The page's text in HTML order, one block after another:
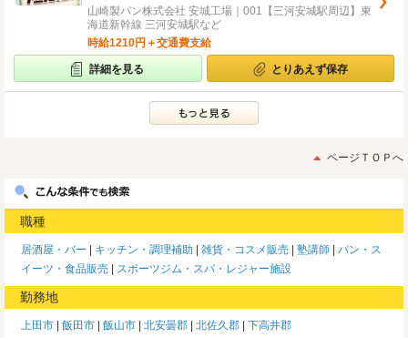
山崎製パン株式会社 安城工場｜001【三河安城駅周辺】東
海道新幹線 三河安城駅など
時給1210円＋交通費支給
詳細を見る とりあえず保存
ページＴＯＰへ
職種
居酒屋・バー キッチン・調理補助 雑貨・コスメ販売 塾講師
パン・ス
イーツ・食品販売
スポーツジム・スパ・レジャー施設
勤務地
上田市 飯田市 飯山市 北安曇郡 北佐久郡 下高井郡